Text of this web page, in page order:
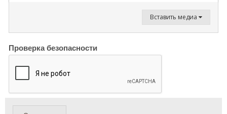
Вставить медиа
Проверка безопасности